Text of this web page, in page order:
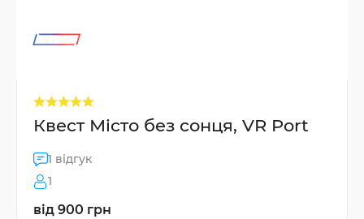
Квест Місто без сонця, VR Port
1 відгук
1
від 900 грн